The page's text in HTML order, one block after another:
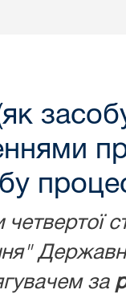
четвертої
за